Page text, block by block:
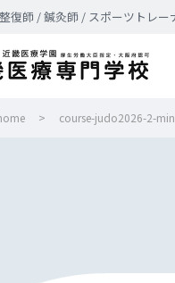
復師 / 鍼灸師 / スポーツトレ
> course-judo2026-2-min